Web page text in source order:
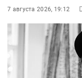
7 августа 2026, 19:12